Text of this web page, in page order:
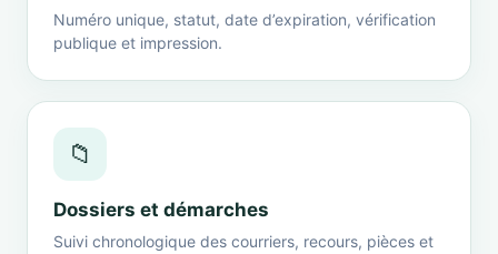
Numéro unique, statut, date d’expiration, vérification
publique et impression.
📁
Dossiers et démarches
Suivi chronologique des courriers, recours, pièces et